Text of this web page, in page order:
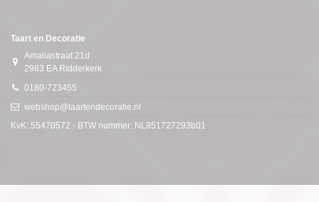
Taart en Decoratie
Amaliastraat 21d
2983 EA Ridderkerk
0180-723455
webshop@taartendecoratie.nl
KvK: 55470572 - BTW nummer: NL851727293b01